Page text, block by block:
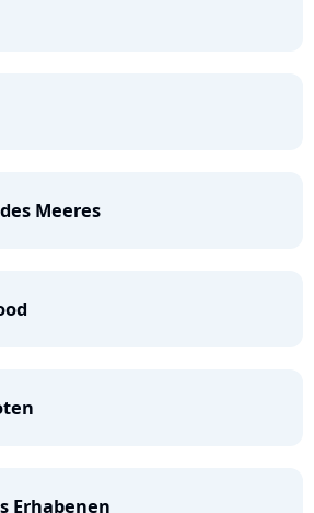
Meeres
Erhabenen